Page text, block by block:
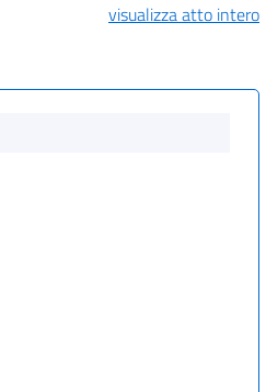
visualizza atto intero